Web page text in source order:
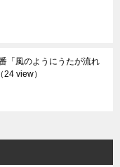
「風のようにうたが流れ
view）